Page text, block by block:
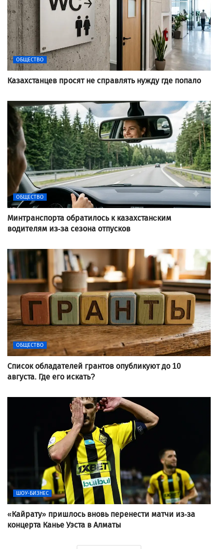
ОБЩЕСТВО
Казахстанцев просят не справлять нужду где попало
ОБЩЕСТВО
Минтранспорта обратилось к казахстанcким
водителям из-за сезона отпусков
ОБЩЕСТВО
Список обладателей грантов опубликуют до 10
августа. Где его искать?
ШОУ-БИЗНЕС
«Кайрату» пришлось вновь перенести матчи из-за
концерта Канье Уэста в Алматы